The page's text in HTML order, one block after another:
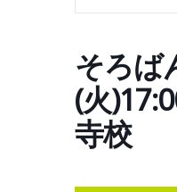
そろば
(火
寺校